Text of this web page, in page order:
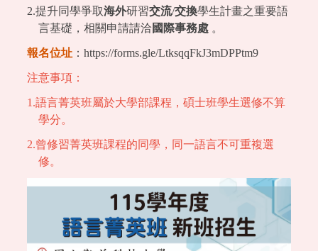
2.提升同學爭取海外研習交流/交換學生計畫之重要語
言基礎，相關申請請洽 國際事務處 。
報名位址 ： https://forms.gle/LtksqqFkJ3mDPPtm9
注意事項：
1.語言菁英班屬於大學部課程，碩士班學生選修不算
學分。
2.曾修習菁英班課程的同學，同一語言不可重複選
修。